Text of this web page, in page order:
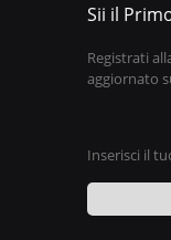
Sii il
Registrati
aggiornato
Inserisci il